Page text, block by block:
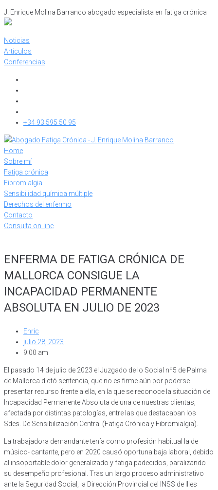
Skip
to
J. Enrique Molina Barranco abogado especialista en fatiga crónica |
Noticias
Artículos
Conferencias
+34 93 595 50 95
Home
Sobre mí
Fatiga crónica
Fibromialgia
Sensibilidad química múltiple
Derechos del enfermo
Contacto
Consulta on-line
ENFERMA DE FATIGA CRÓNICA DE
MALLORCA CONSIGUE LA
INCAPACIDAD PERMANENTE
ABSOLUTA EN JULIO DE 2023
Enric
julio 28, 2023
9:00 am
El pasado 14 de julio de 2023 el Juzgado de lo Social nº5 de Palma
de Mallorca dictó sentencia, que no es firme aún por poderse
presentar recurso frente a ella, en la que se reconoce la situación de
Incapacidad Permanente Absoluta de una de nuestras clientas,
afectada por distintas patologías, entre las que destacaban los
Sdes. De Sensibilización Central (Fatiga Crónica y Fibromialgia).
La trabajadora demandante tenía como profesión habitual la de
músico- cantante, pero en 2020 causó oportuna baja laboral, debido
al insoportable dolor generalizado y fatiga padecidos, paralizando
su desempeño profesional. Tras un largo proceso administrativo
ante la Seguridad Social, la Dirección Provincial del INSS de Illes